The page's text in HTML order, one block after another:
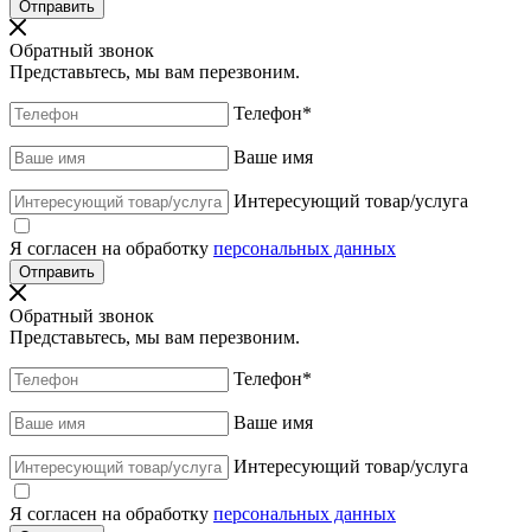
Обратный звонок
Представьтесь, мы вам перезвоним.
Телефон*
Ваше имя
Интересующий товар/услуга
Я согласен на обработку персональных данных
Обратный звонок
Представьтесь, мы вам перезвоним.
Телефон*
Ваше имя
Интересующий товар/услуга
Я согласен на обработку персональных данных